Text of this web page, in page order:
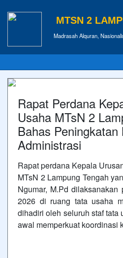
MTSN 2
Madrasah Alquran,
Rapat Perdana
Usaha MTsN 2
Bahas Peningkatan
Administrasi
Rapat perdana Kepala
MTsN 2 Lampung Tengah
Ngumar, M.Pd
2026 di ruang tata usaha
dihadiri oleh seluruh staf tata
awal memperkuat koordinasi